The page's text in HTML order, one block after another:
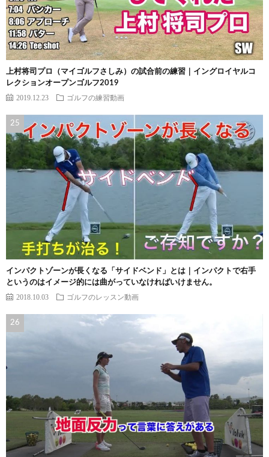
上村将司プロ（マイゴルフさしみ）の試合前の練習｜イングロイヤルコ
レクションオープンゴルフ2019
2019.12.23 ゴルフの練習動画
インパクトゾーンが長くなる「サイドベンド」とは｜インパクトで右手
というのはイメージ的には曲がっていなければいけません。
2018.10.03 ゴルフのレッスン動画